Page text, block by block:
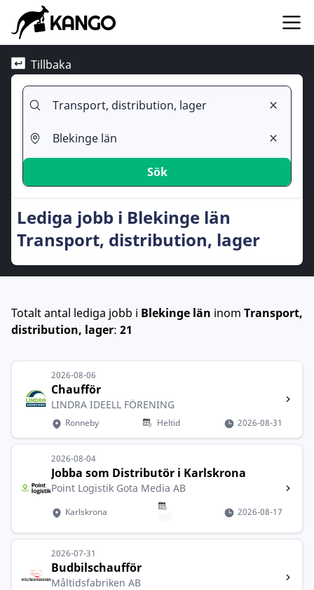
Tillbaka
Sök
Lediga jobb i Blekinge län
Transport, distribution, lager
Totalt antal lediga jobb i Blekinge län inom Transport,
distribution, lager: 21
2026-08-06
Chaufför
LINDRA IDEELL FÖRENING
Ronneby Heltid 2026-08-31
2026-08-04
Jobba som Distributör i Karlskrona
Point Logistik Gota Media AB
Karlskrona 2026-08-17
2026-07-31
Budbilschaufför
Måltidsfabriken AB